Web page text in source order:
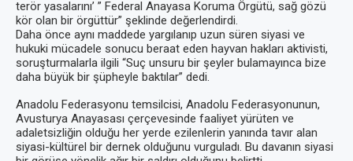
terör yasalarını’ ” Federal Anayasa Koruma Örgütü, sağ gözü
kör olan bir örgüttür” şeklinde değerlendirdi.
Daha önce aynı maddede yargılanıp uzun süren siyasi ve
hukuki mücadele sonucu beraat eden hayvan hakları aktivisti,
soruşturmalarla ilgili “Suç unsuru bir şeyler bulamayınca bize
daha büyük bir şüpheyle baktılar” dedi.
Anadolu Federasyonu temsilcisi, Anadolu Federasyonunun,
Avusturya Anayasası çerçevesinde faaliyet yürüten ve
adaletsizliğin olduğu her yerde ezilenlerin yanında tavır alan
siyasi-kültürel bir dernek olduğunu vurguladı. Bu davanın siyasi